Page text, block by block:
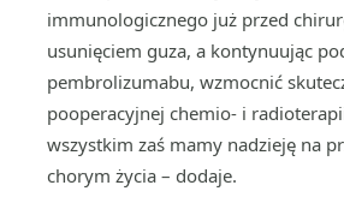
immunologicznego już przed
usunięciem guza, a kontynuując
pembrolizumabu, wzmocnić
pooperacyjnej chemio- i
wszystkim zaś mamy nadzieję na
chorym życia – dodaje.